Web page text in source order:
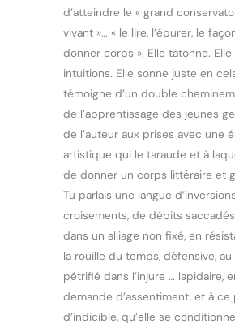
d’atteindre le « grand
vivant »… « le lire, l’épurer, le
donner corps ». Elle tâtonne.
intuitions. Elle sonne juste en
témoigne d’un double
de l’apprentissage des jeunes
de l’auteur aux prises avec une
artistique qui le taraude et à
de donner un corps littéraire et
Tu parlais une langue
croisements, de débits
dans un alliage non fixé, en
la rouille du temps, défensive,
pétrifié dans l’injure … lapidaire,
demande d’assentiment, et à
d’indicible, qu’elle se